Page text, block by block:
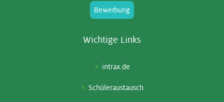
Bewerbung
Wich­ti­ge Links
intrax.de
Schüleraustausch